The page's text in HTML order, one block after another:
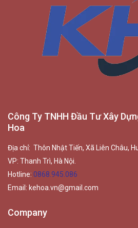
Công Ty TNHH Đầu Tư Xây
Hoa
Địa chỉ: Thôn Nhật Tiến, Xã Liên Châu,
VP: Thanh Trì, Hà Nội.
Hotline: 0868.945.086
Email: kehoa.vn@gmail.com
Company